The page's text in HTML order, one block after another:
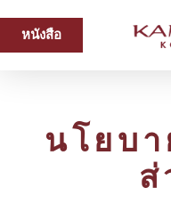
หนังสือ
นโยบ